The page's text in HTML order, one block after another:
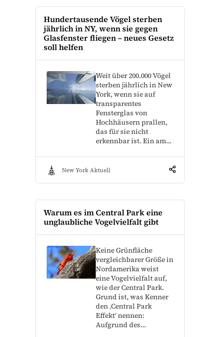
Hundertausende Vögel sterben
jährlich in NY, wenn sie gegen
Glasfenster fliegen – neues Gesetz
soll helfen
Weit über 200.000 Vögel
sterben jährlich in New
York, wenn sie auf
transparentes
Fensterglas von
Hochhäusern prallen,
das für sie nicht
erkennbar ist. Ein am…
New York Aktuell
Warum es im Central Park eine
unglaubliche Vogelvielfalt gibt
Keine Grünfläche
vergleichbarer Größe in
Nordamerika weist
eine Vogelvielfalt auf,
wie der Central Park.
Grund ist, was Kenner
den ‚Central Park
Effekt‘ nennen:
Aufgrund des…